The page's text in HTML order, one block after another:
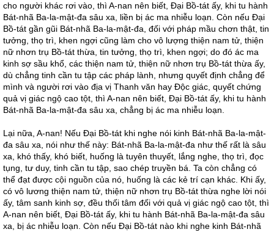
cho người khác rơi vào, thì A-nan nên biết, Đại Bồ-tát ấy, khi tu hành
Bát-nhã Ba-la-mật-đa sâu xa, liền bị ác ma nhiễu loạn. Còn nếu Đại
Bồ-tát gần gũi Bát-nhã Ba-la-mật-đa, đối với pháp mầu chơn thật, tin
tưởng, thọ trì, khen ngợi cũng làm cho vô lượng thiện nam tử, thiện
nữ nhơn trụ Bồ-tát thừa, tin tưởng, thọ trì, khen ngợi; do đó ác ma
kinh sợ sầu khổ, các thiện nam tử, thiện nữ nhơn trụ Bồ-tát thừa ấy,
dù chẳng tinh cần tu tập các pháp lành, nhưng quyết định chẳng để
mình và người rơi vào địa vị Thanh văn hay Độc giác, quyết chứng
quả vị giác ngộ cao tột, thì A-nan nên biết, Đại Bồ-tát ấy, khi tu hành
Bát-nhã Ba-la-mật-đa sâu xa, chẳng bị ác ma nhiễu loạn.
Lại nữa, A-nan! Nếu Đại Bồ-tát khi nghe nói kinh Bát-nhã Ba-la-mật-
đa sâu xa, nói như thế này: Bát-nhã Ba-la-mật-đa như thế rất là sâu
xa, khó thấy, khó biết, huống là tuyên thuyết, lắng nghe, thọ trì, đọc
tụng, tư duy, tinh cần tu tập, sao chép truyền bá. Ta còn chẳng có
thể đạt được cội nguồn của nó, huống là các kẻ trí cạn khác. Khi ấy,
có vô lương thiện nam tử, thiện nữ nhơn trụ Bồ-tát thừa nghe lời nói
ấy, tâm sanh kinh sợ, đều thối tâm đối với quả vị giác ngộ cao tột, thì
A-nan nên biết, Đại Bồ-tát ấy, khi tu hành Bát-nhã Ba-la-mật-đa sâu
xa, bị ác nhiễu loạn. Còn nếu Đại Bồ-tát nào khi nghe kinh Bát-nhã